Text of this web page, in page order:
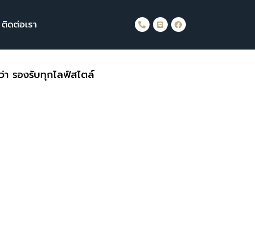
ติดต่อเรา
า รองรับทุกไลฟ์สไตล์